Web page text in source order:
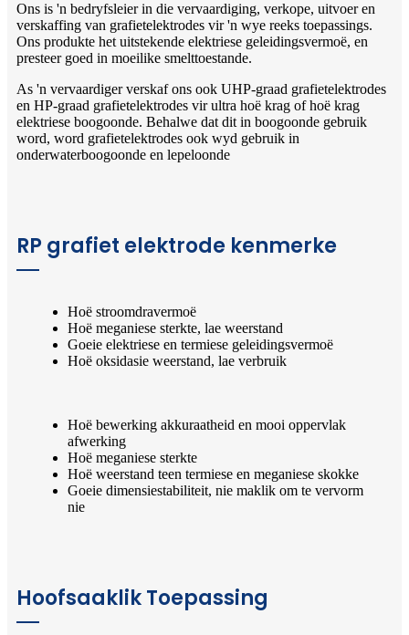
Ons is 'n bedryfsleier in die vervaardiging, verkope, uitvoer en
verskaffing van grafietelektrodes vir 'n wye reeks toepassings.
Ons produkte het uitstekende elektriese geleidingsvermoë, en
presteer goed in moeilike smelttoestande.
As 'n vervaardiger verskaf ons ook UHP-graad grafietelektrodes
en HP-graad grafietelektrodes vir ultra hoë krag of hoë krag
elektriese boogoonde. Behalwe dat dit in boogoonde gebruik
word, word grafietelektrodes ook wyd gebruik in
onderwaterboogoonde en lepeloonde
RP grafiet elektrode kenmerke
Hoë stroomdravermoë
Hoë meganiese sterkte, lae weerstand
Goeie elektriese en termiese geleidingsvermoë
Hoë oksidasie weerstand, lae verbruik
Hoë bewerking akkuraatheid en mooi oppervlak
afwerking
Hoë meganiese sterkte
Hoë weerstand teen termiese en meganiese skokke
Goeie dimensiestabiliteit, nie maklik om te vervorm
nie
Hoofsaaklik Toepassing